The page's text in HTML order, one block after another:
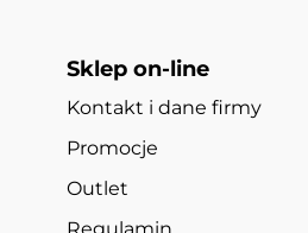
Sklep on-line
Kontakt i dane firmy
Promocje
Outlet